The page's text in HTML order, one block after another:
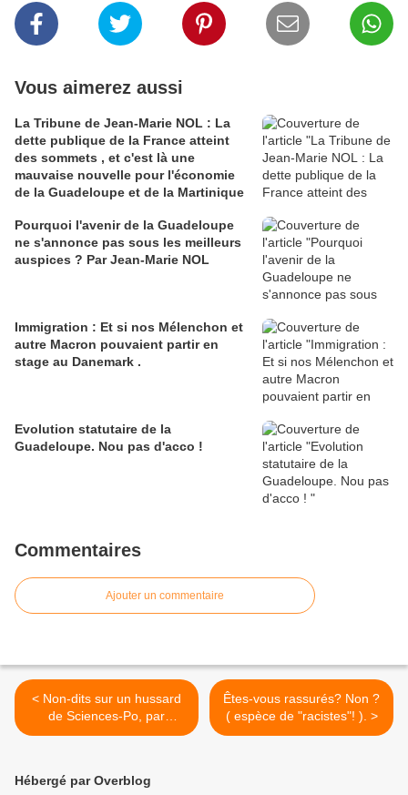
Vous aimerez aussi
La Tribune de Jean-Marie NOL : La
dette publique de la France atteint
des sommets , et c'est là une
mauvaise nouvelle pour l'économie
de la Guadeloupe et de la Martinique
Pourquoi l'avenir de la Guadeloupe
ne s'annonce pas sous les meilleurs
auspices ? Par Jean-Marie NOL
Immigration : Et si nos Mélenchon et
autre Macron pouvaient partir en
stage au Danemark .
Evolution statutaire de la
Guadeloupe. Nou pas d'acco !
Commentaires
Ajouter un commentaire
< Non-dits sur un hussard
de Sciences-Po, par
Edouard Boulogne.
Êtes-vous rassurés? Non ?
( espèce de "racistes"! ). >
Hébergé par Overblog